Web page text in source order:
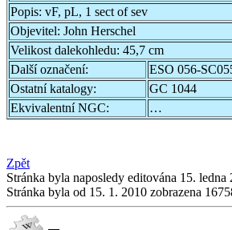
Popis: vF, pL, 1 sect of sev
Objevitel: John Herschel
Velikost dalekohledu: 45,7 cm
Další označení:
ESO 056-
Ostatní katalogy:
GC 1044
Ekvivalentní NGC:
…
Zpět
Stránka byla naposledy editována 15. ledna
Stránka byla od 15. 1. 2010 zobrazena